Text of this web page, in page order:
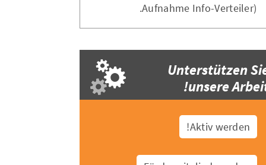
Aufnahme Info-Verteiler).
Unterstützen
unsere
Aktiv werden!